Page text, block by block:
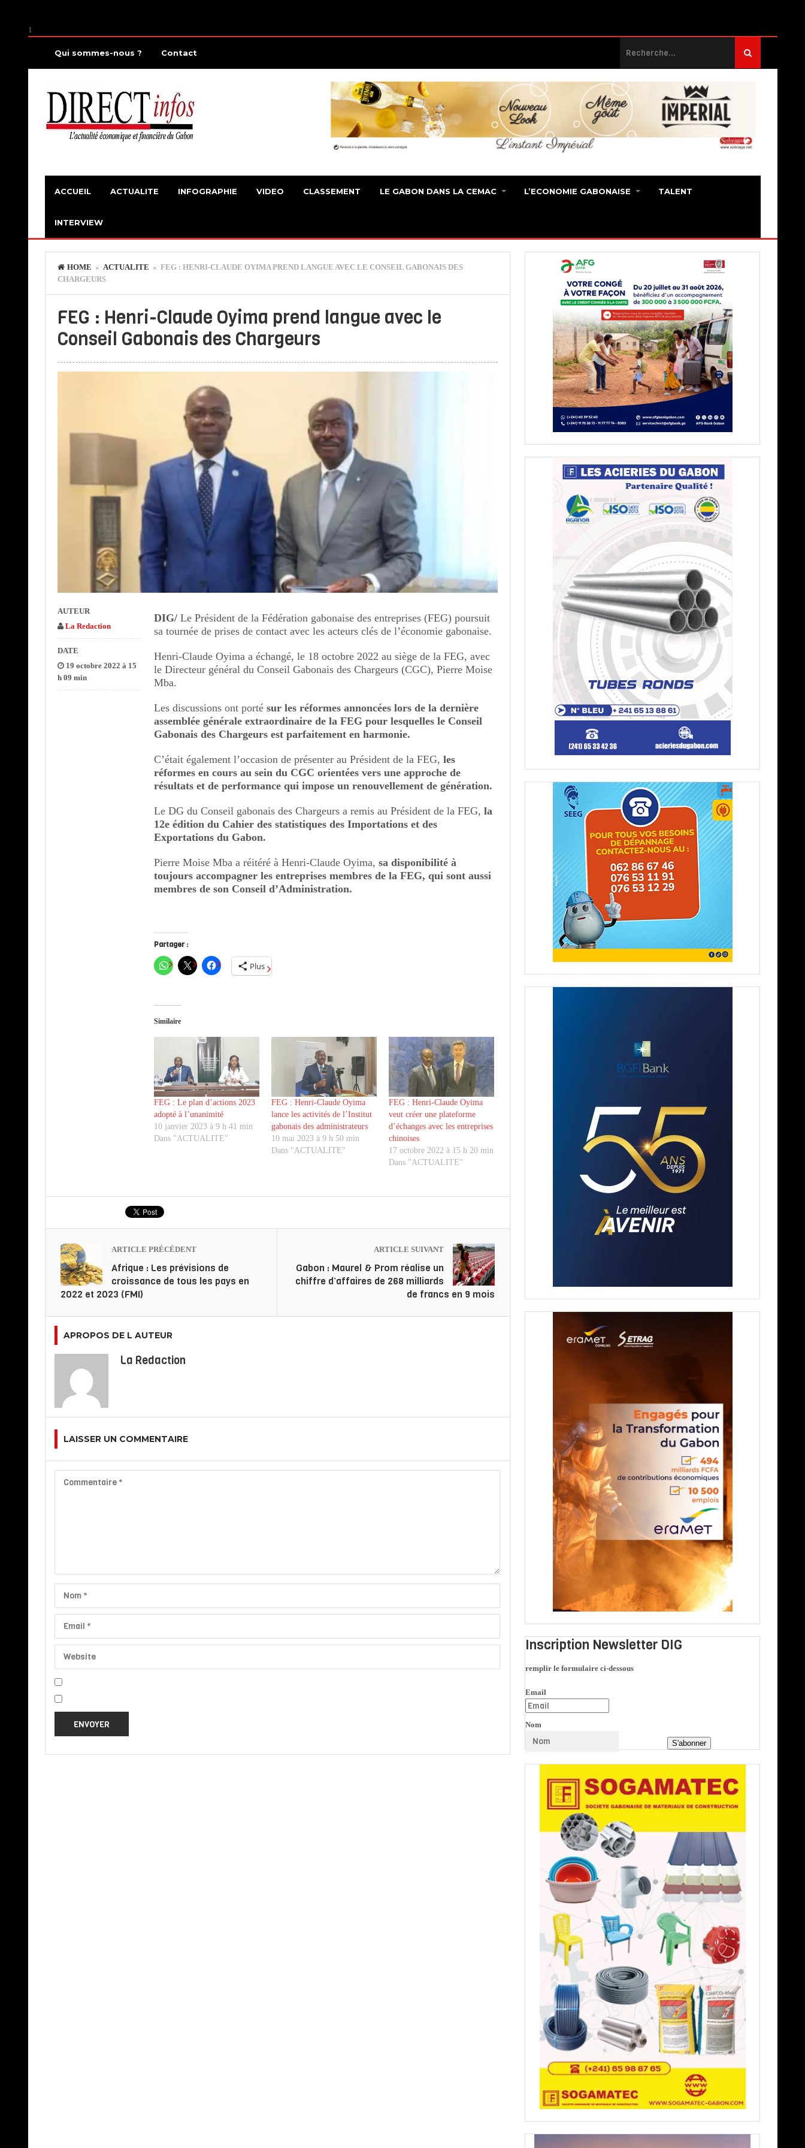
1
Qui sommes-nous ? Contact
ACCUEIL ACTUALITE INFOGRAPHIE VIDEO CLASSEMENT LE GABON DANS LA CEMAC L’ECONOMIE GABONAISE TALENT
INTERVIEW
HOME » ACTUALITE » FEG : HENRI-CLAUDE OYIMA PREND LANGUE AVEC LE CONSEIL GABONAIS DES
CHARGEURS
FEG : Henri-Claude Oyima prend langue avec le
Conseil Gabonais des Chargeurs
DIG/ Le Président de la Fédération gabonaise des entreprises (FEG) poursuit
sa tournée de prises de contact avec les acteurs clés de l’économie gabonaise.
Henri-Claude Oyima a échangé, le 18 octobre 2022 au siège de la FEG, avec
le Directeur général du Conseil Gabonais des Chargeurs (CGC), Pierre Moise
Mba.
Les discussions ont portésur les réformes annoncées lors de la dernière
assemblée générale extraordinaire de la FEG pour lesquelles le Conseil
Gabonais des Chargeurs est parfaitement en harmonie.
C’était également l’occasion de présenter au Président de la FEG,les
réformes en cours au sein du CGC orientées vers une approche de
résultats et de performance qui impose un renouvellement de génération.
Le DG du Conseil gabonais des Chargeurs a remis au Président de la FEG,la
12e édition du Cahier des statistiques des Importations et des
Exportations du Gabon.
Pierre Moise Mba a réitéré à Henri-Claude Oyima,sa disponibilité à
toujours accompagner les entreprises membres de la FEG, qui sont aussi
membres de son Conseil d’Administration.
Partager :
Plus
Similaire
FEG : Le plan d’actions 2023
adopté à l’unanimité
10 janvier 2023 à 9 h 41 min
Dans "ACTUALITE"
FEG : Henri-Claude Oyima
lance les activités de l’Institut
gabonais des administrateurs
10 mai 2023 à 9 h 50 min
Dans "ACTUALITE"
FEG : Henri-Claude Oyima
veut créer une plateforme
d’échanges avec les entreprises
chinoises
17 octobre 2022 à 15 h 20 min
Dans "ACTUALITE"
AUTEUR
La Redaction
DATE
19 octobre 2022 à 15
h 09 min
ARTICLE PRÉCÉDENT
Afrique : Les prévisions de
croissance de tous les pays en
2022 et 2023 (FMI)
ARTICLE SUIVANT
Gabon : Maurel & Prom réalise un
chiffre d’affaires de 268 milliards
de francs en 9 mois
APROPOS DE L AUTEUR
La Redaction
LAISSER UN COMMENTAIRE
Inscription Newsletter DIG
remplir le formulaire ci-dessous
Email
Nom
S'abonner